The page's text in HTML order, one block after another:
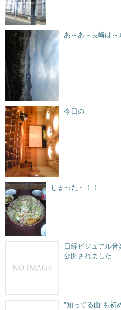
あ～あ～長崎は～♪
今日の
しまった～！！
日経ビジュアル
公開されました
”知ってる曲”も初